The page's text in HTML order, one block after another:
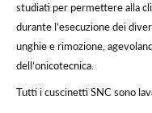
studiati per permettere alla
durante l’esecuzione dei
unghie e rimozione,
dell’onicotecnica.
Tutti i cuscinetti SNC sono